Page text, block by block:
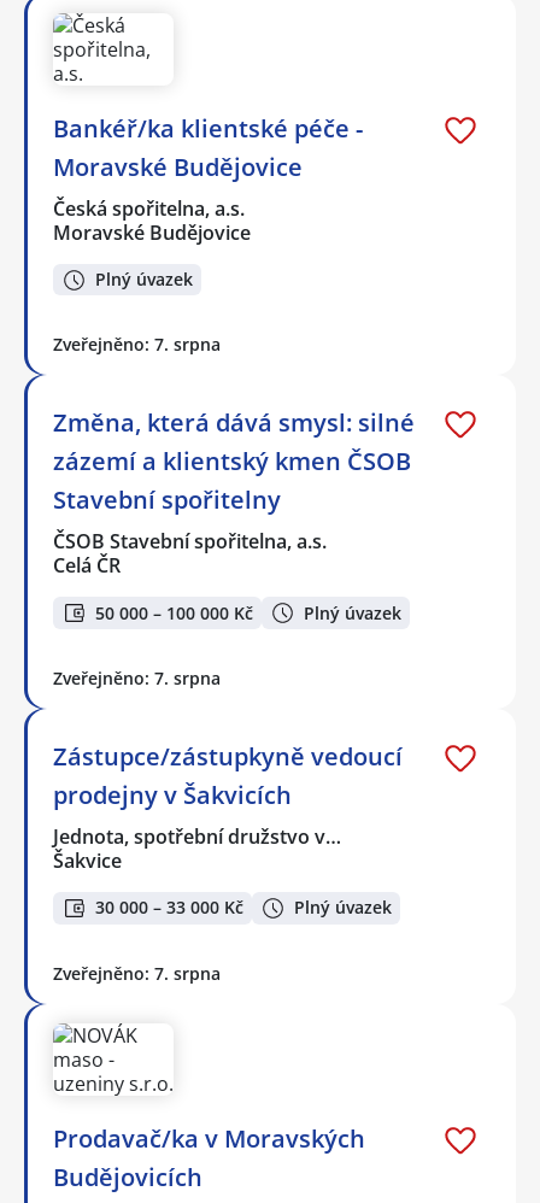
Bankéř/ka klientské péče -
Moravské Budějovice
Česká spořitelna, a.s.
Moravské Budějovice
Plný úvazek
Zveřejněno: 7. srpna
Změna, která dává smysl: silné
zázemí a klientský kmen ČSOB
Stavební spořitelny
ČSOB Stavební spořitelna, a.s.
Celá ČR
50 000 – 100 000 Kč Plný úvazek
Zveřejněno: 7. srpna
Zástupce/zástupkyně vedoucí
prodejny v Šakvicích
Jednota, spotřební družstvo v…
Šakvice
30 000 – 33 000 Kč Plný úvazek
Zveřejněno: 7. srpna
Prodavač/ka v Moravských
Budějovicích